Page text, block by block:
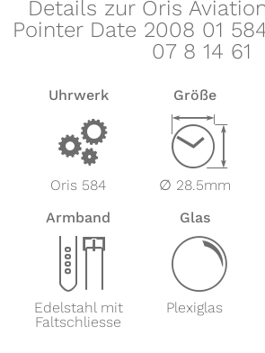
Details zur Oris
Pointer Date 2008 01
07 8 14 61
Uhrwerk
v
Oris 584
Größe
Z
∅ 28.5mm
Armband
x
Edelstahl mit
Faltschliesse
Glas
y
Plexiglas